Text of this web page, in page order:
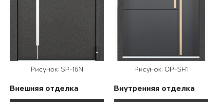
Рисунок: SP-18N
Внешняя отделка
Рисунок: OP-SH1
Внутренняя отделка